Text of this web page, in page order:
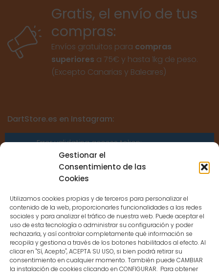
Gestionar el
Consentimiento de las
Cookies
Utilizamos cookies propias y de terceros para personalizar el
contenido de la web, proporcionarles funcionalidades a las redes
sociales y para analizar el tráfico de nuestra web. Puede aceptar el
uso de esta tecnología o administrar su configuración y poder
rechazarla, y así controlar completamente qué información se
recopila y gestiona a través de los botones habilitados al efecto. Al
clicar en "Sí, Acepto", ACEPTA SU USO, si bien podrá retirar su
consentimiento en cualquier momento. También puede CAMBIAR
la instalación de cookies clicando en CONFIGURAR. Para obtener
Gratis, el envío de tus
compras:
Envíos gratuitos para compras
superiores a 75€ y hasta 1kg de peso.
(Excepto Canarias y Baleares)
DartStore.es en Instagram:
Error validating access token:
Sessions for the user are not allowed
because the user is not a confirmed
CONTACTO
MENÚ PRINCIPAL